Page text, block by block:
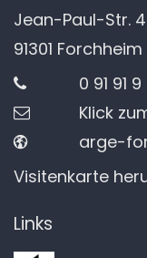
Jean-Paul-Str. 4
91301 Forchheim
0 91 91
Klick
arge-
Visitenkarte
Links